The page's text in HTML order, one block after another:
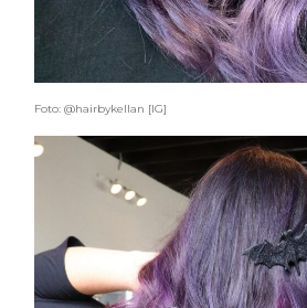
Foto: @hairbykellan [IG]